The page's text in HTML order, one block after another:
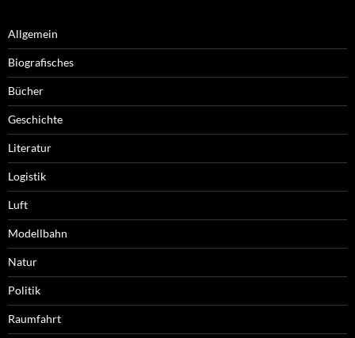
Allgemein
Biografisches
Bücher
Geschichte
Literatur
Logistik
Luft
Modellbahn
Natur
Politik
Raumfahrt